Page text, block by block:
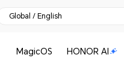
Global / English
MagicOS HONOR AI